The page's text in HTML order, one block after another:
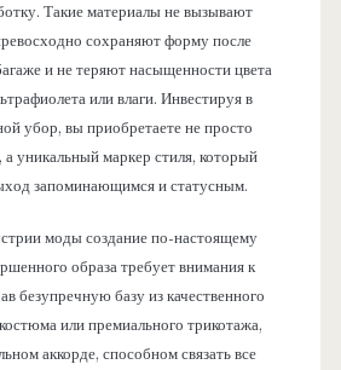
Такие материалы не вызывают
сохраняют форму после
и не теряют насыщенности цвета
или влаги. Инвестируя в
убор, вы приобретаете не просто
уникальный маркер стиля, который
запоминающимся и статусным.
моды создание по-настоящему
образа требует внимания к
безупречную базу из качественного
или премиального трикотажа,
аккорде, способном связать все